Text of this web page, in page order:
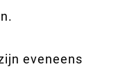
eveneens